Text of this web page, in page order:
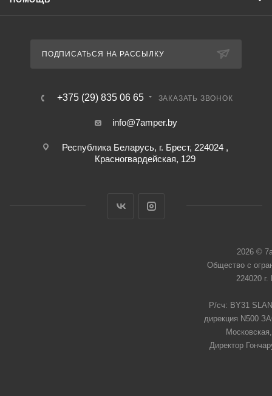
ПОДПИСАТЬСЯ НА РАССЫЛКУ
+375 (29) 835 06 65 ЗАКАЗАТЬ ЗВОНОК
info@7amper.by
Республика Беларусь, г. Брест, 224024 ,
Красногвардейская, 129
2026 ©
Общество с
224020
Р/сч: BY31
дирекция N500
Директор